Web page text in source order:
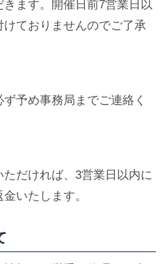
ます。開催日前7営業日以
ておりませんのでご了承
予め事務局までご連絡く
だければ、3営業日以内に
いたします。